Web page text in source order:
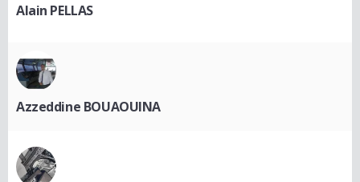
Alain PELLAS
Azzeddine BOUAOUINA